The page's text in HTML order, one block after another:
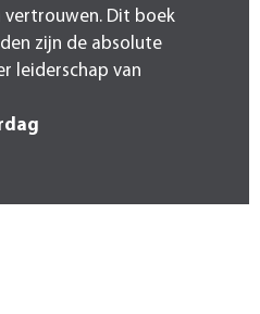
vertrouwen. Dit boek
zijn de absolute
leiderschap van